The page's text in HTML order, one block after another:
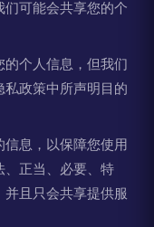
可能会共享您的个
个人信息，但我们
私政策中所声明目的
息，以保障您使用
、正当、必要、特
并且只会共享提供服